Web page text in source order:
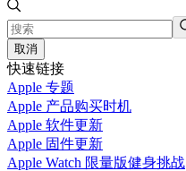
取消
快速链接
Apple 专题
Apple 产品购买时机
Apple 软件更新
Apple 固件更新
Apple Watch 限量版健身挑战